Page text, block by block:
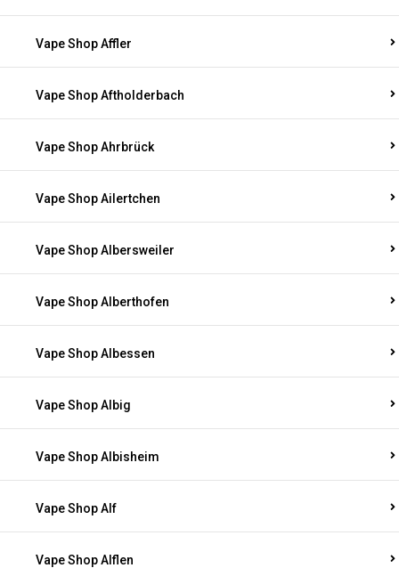
Vape Shop Affler
Vape Shop Aftholderbach
Vape Shop Ahrbrück
Vape Shop Ailertchen
Vape Shop Albersweiler
Vape Shop Alberthofen
Vape Shop Albessen
Vape Shop Albig
Vape Shop Albisheim
Vape Shop Alf
Vape Shop Alflen